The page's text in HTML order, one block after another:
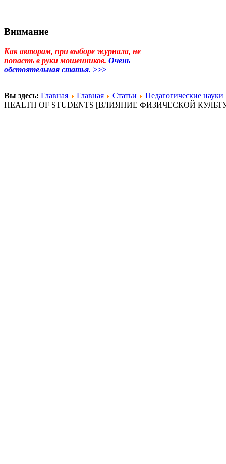
Внимание
Как авторам, при выборе журнала, не
попасть в руки мошенников. Очень
обстоятельная статья. >>>
Вы здесь: Главная Главная Статьи
Педагогические науки
HEALTH OF STUDENTS [ВЛИЯНИЕ ФИЗИЧЕСКОЙ